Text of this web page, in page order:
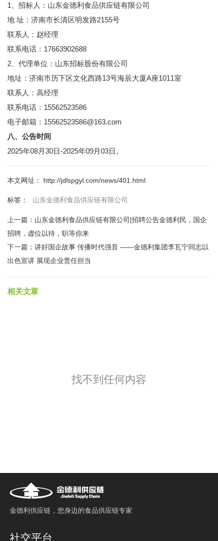
1、招标人：山东金德利食品供应链有限公司
地 址：济南市长清区明发路2155号
联系人：赵经理
联系电话：17663902688
2、代理单位：山东招标股份有限公司
地址：济南市历下区文化西路13号海辰大厦A座1011室
联系人：高经理
联系电话：15562523586
电子邮箱：15562523586@163.com
八、公告时间
2025年08月30日-2025年09月03日。
本文网址： http://jdlspgyl.com/news/401.html
标签： 山东金德利食品供应链有限公司
上一篇： 山东金德利食品供应链有限公司|招聘公告金德利民，国企
招聘，虚位以待，职等你来
下一篇： 讲好国企故事 传播时代强音 ——金德利集团李瓦宁同志以
出色宣讲 展现企业责任担当
相关文章
找不到任何内容
⾦德利供应链，您⾝边的⻝品供应链专家
社交平台